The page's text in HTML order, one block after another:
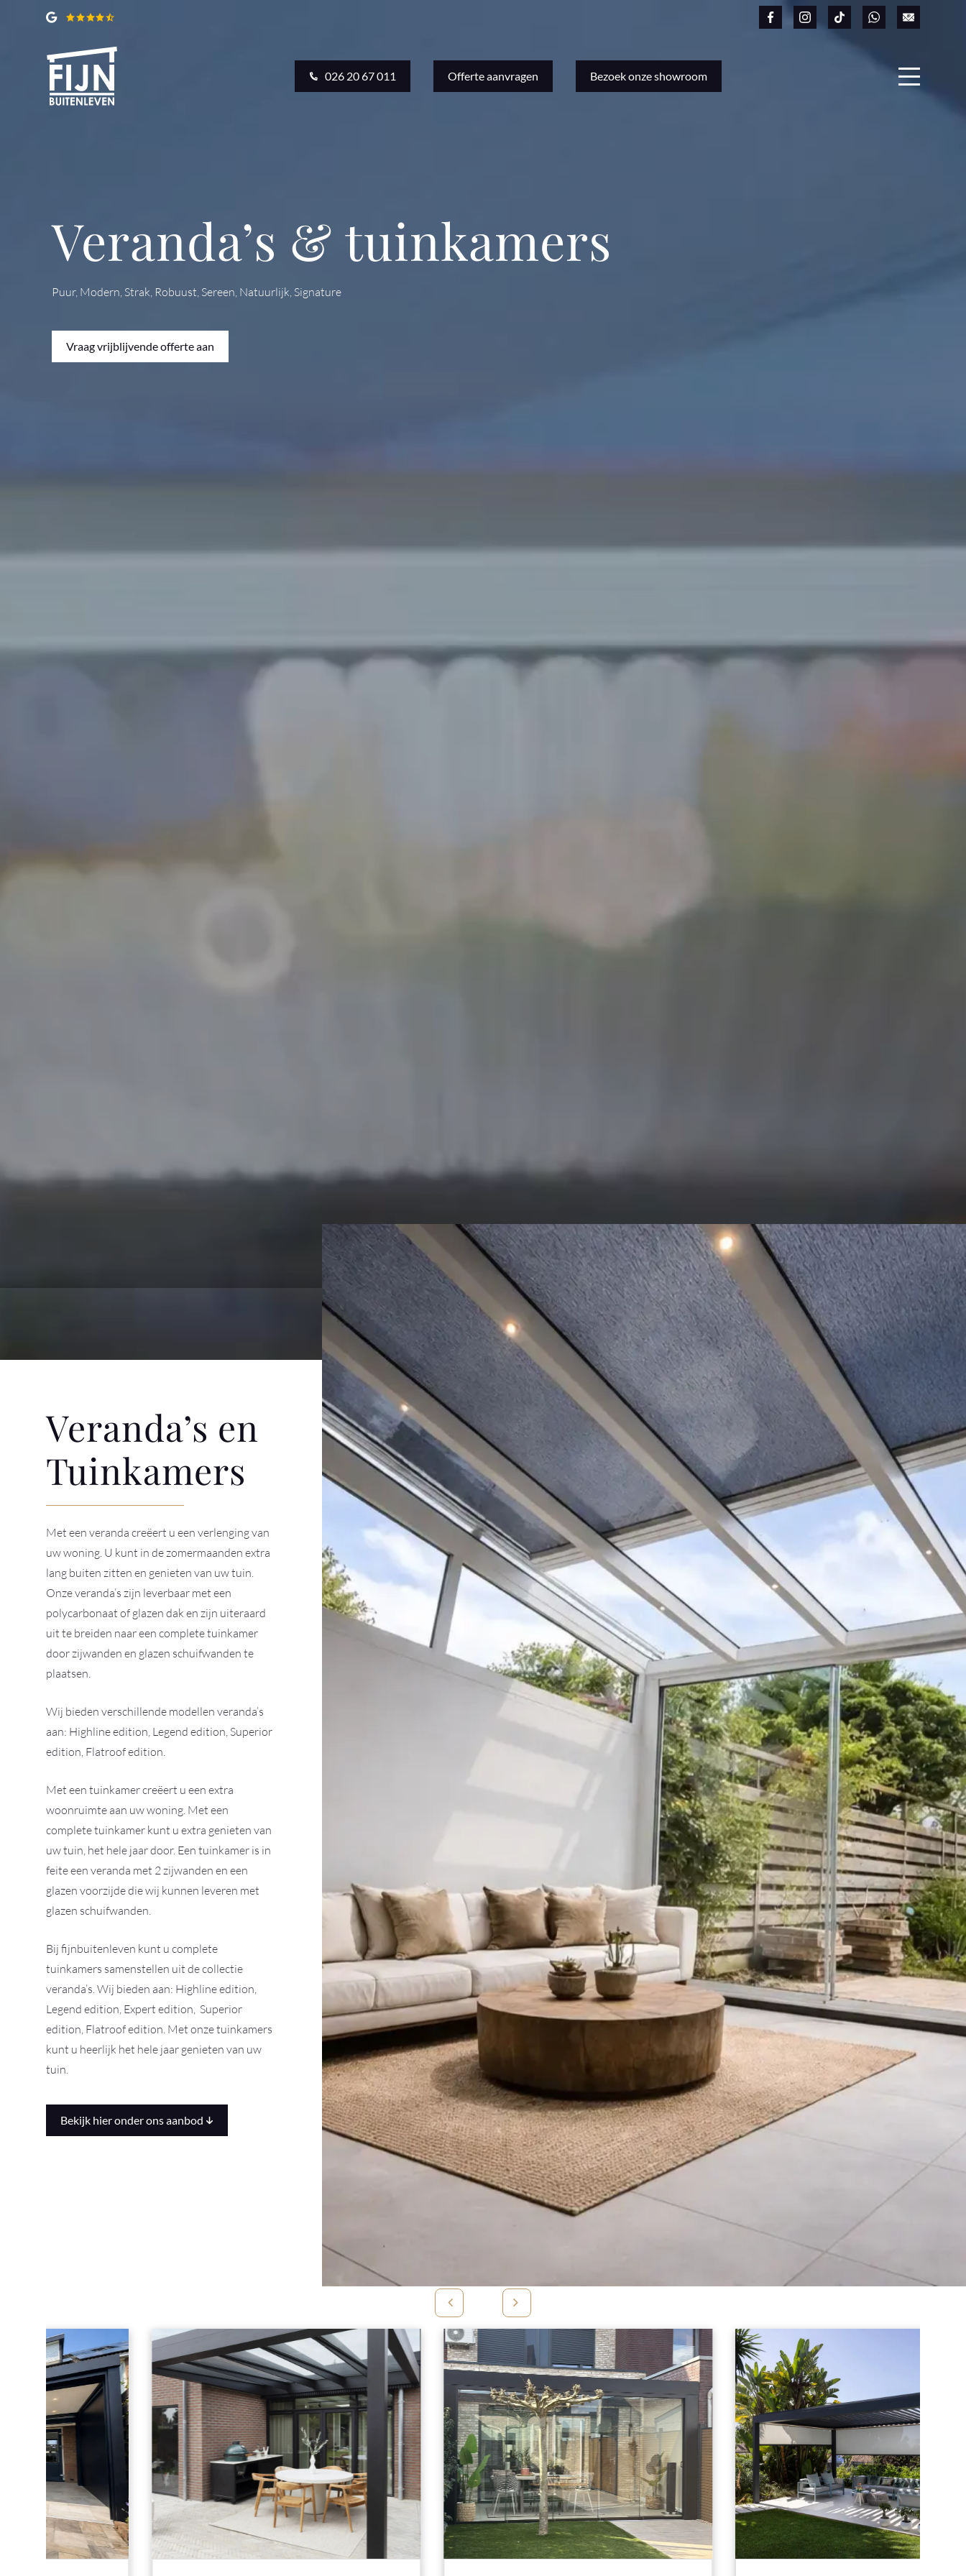
026 20 67 011 Offerte aanvragen Bezoek onze showroom
Veranda’s & tuinkamers
Puur, Modern, Strak, Robuust, Sereen, Natuurlijk, Signature
Vraag vrijblijvende offerte aan
Veranda’s en
Tuinkamers
Met een veranda creëert u een verlenging van
uw woning. U kunt in de zomermaanden extra
lang buiten zitten en genieten van uw tuin.
Onze veranda’s zijn leverbaar met een
polycarbonaat of glazen dak en zijn uiteraard
uit te breiden naar een complete tuinkamer
door zijwanden en glazen schuifwanden te
plaatsen.
Wij bieden verschillende modellen veranda’s
aan: Highline edition, Legend edition, Superior
edition, Flatroof edition.
Met een tuinkamer creëert u een extra
woonruimte aan uw woning. Met een
complete tuinkamer kunt u extra genieten van
uw tuin, het hele jaar door. Een tuinkamer is in
feite een veranda met 2 zijwanden en een
glazen voorzijde die wij kunnen leveren met
glazen schuifwanden.
Bij fijnbuitenleven kunt u complete
tuinkamers samenstellen uit de collectie
veranda’s. Wij bieden aan: Highline edition,
Legend edition, Expert edition, Superior
edition, Flatroof edition. Met onze tuinkamers
kunt u heerlijk het hele jaar genieten van uw
tuin.
Bekijk hier onder ons aanbod